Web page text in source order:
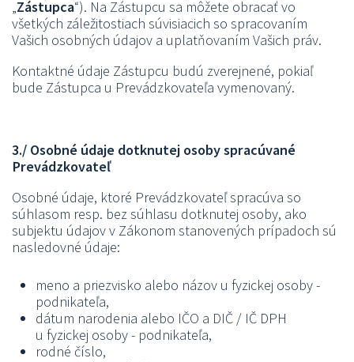
„Zástupca“). Na Zástupcu sa môžete obracať vo
všetkých záležitostiach súvisiacich so spracovaním
Vašich osobných údajov a uplatňovaním Vašich práv.
Kontaktné údaje Zástupcu budú zverejnené, pokiaľ
bude Zástupca u Prevádzkovateľa vymenovaný.
3./ Osobné údaje dotknutej osoby spracúvané
Prevádzkovateľ
Osobné údaje, ktoré Prevádzkovateľ spracúva so
súhlasom resp. bez súhlasu dotknutej osoby, ako
subjektu údajov v Zákonom stanovených prípadoch sú
nasledovné údaje:
meno a priezvisko alebo názov u fyzickej osoby -
podnikateľa,
dátum narodenia alebo IČO a DIČ / IČ DPH
u fyzickej osoby - podnikateľa,
rodné číslo,